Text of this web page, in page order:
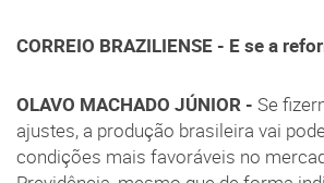
CORREIO BRAZILIENSE - E se a
OLAVO MACHADO JÚNIOR - Se
ajustes, a produção brasileira vai
condições mais favoráveis no